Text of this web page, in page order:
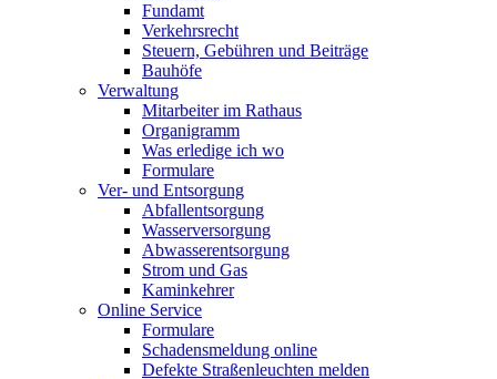
Fundamt
Verkehrsrecht
Steuern, Gebühren und Beiträge
Bauhöfe
Verwaltung
Mitarbeiter im Rathaus
Organigramm
Was erledige ich wo
Formulare
Ver- und Entsorgung
Abfallentsorgung
Wasserversorgung
Abwasserentsorgung
Strom und Gas
Kaminkehrer
Online Service
Formulare
Schadensmeldung online
Defekte Straßenleuchten melden